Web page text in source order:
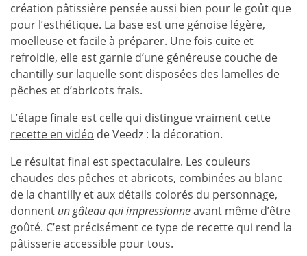
création pâtissière pensée aussi bien pour le goût que
pour l’esthétique. La base est une génoise légère,
moelleuse et facile à préparer. Une fois cuite et
refroidie, elle est garnie d’une généreuse couche de
chantilly sur laquelle sont disposées des lamelles de
pêches et d’abricots frais.
L’étape finale est celle qui distingue vraiment cette
recette en vidéo de Veedz : la décoration.
Le résultat final est spectaculaire. Les couleurs
chaudes des pêches et abricots, combinées au blanc
de la chantilly et aux détails colorés du personnage,
donnent un gâteau qui impressionneavant même d’être
goûté. C’est précisément ce type de recette qui rend la
pâtisserie accessible pour tous.